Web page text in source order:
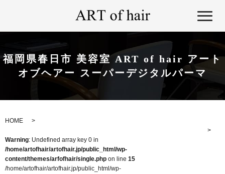
福岡県春日市 美容室 ART of hair アート
オブヘアー スーパーデジタルパーマ
HOME
Warning: Undefined array key 0 in
/home/artofhair/artofhair.jp/public_html/wp-
content/themes/arfofhair/single.php on line 15
/home/artofhair/artofhair.jp/public_html/wp-